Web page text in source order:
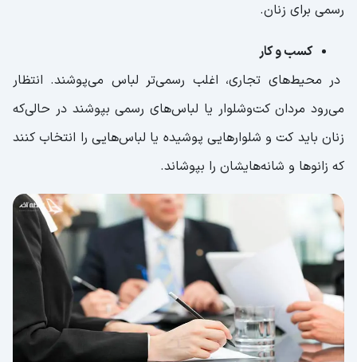
رسمی برای زنان.
کسب و کار
در محیط‌های تجاری، اغلب رسمی‌تر لباس می‌پوشند. انتظار
می‌رود مردان کت‌وشلوار یا لباس‌های رسمی بپوشند در حالی‌که
زنان باید کت و شلوارهایی پوشیده یا لباس‌هایی را انتخاب کنند
که زانوها و شانه‌هایشان را بپوشاند.